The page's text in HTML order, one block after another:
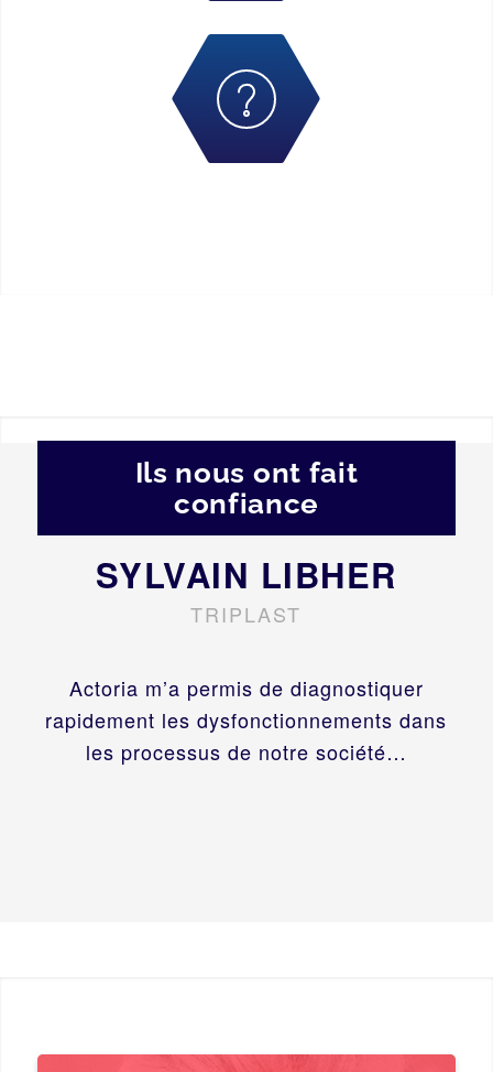
Ils nous ont fait
confiance
Actoria m’a permis de diagnostiquer
rapidement les dysfonctionnements dans
les processus de notre société…
SYLVAIN LIBHER
TRIPLAST